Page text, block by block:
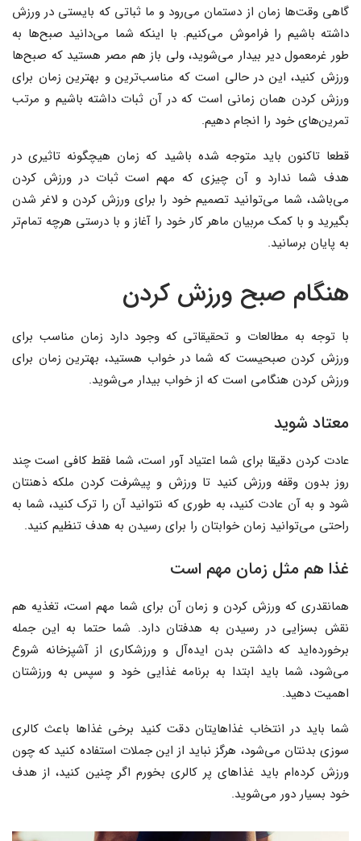
گاهی وقت‌ها زمان از دستمان می‌رود و ما ثباتی که بایستی در ورزش
داشته باشیم را فراموش می‌کنیم. با اینکه شما می‌دانید صبح‌ها به
طور غرمعمول دیر بیدار می‌‌شوید، ولی باز هم مصر هستید که صبح‌ها
ورزش کنید، این در حالی است که مناسب‌‌ترین و بهترین زمان برای
ورزش کردن همان زمانی است که در آن ثبات داشته باشیم و مرتب
تمرین‌های خود را انجام دهیم.
قطعا تاکنون باید متوجه شده باشید که زمان هیچگونه تاثیری در
هدف شما ندارد و آن چیزی که مهم است ثبات در ورزش کردن
می‌باشد، شما می‌توانید تصمیم خود را برای ورزش کردن و لاغر شدن
بگیرید و با کمک مربیان ماهر کار خود را آغاز و با درستی هرچه تمام‌تر
به پایان برسانید.
هنگام صبح ورزش کردن
با توجه به مطالعات و تحقیقاتی که وجود دارد زمان مناسب برای
ورزش کردن صبحیست که شما در خواب هستید، بهترین زمان برای
ورزش کردن هنگامی است که از خواب بیدار می‌شوید.
معتاد شوید
عادت کردن دقیقا برای شما اعتیاد آور است، شما فقط کافی است چند
روز بدون وقفه ورزش کنید تا ورزش و پیشرفت کردن ملکه ذهنتان
شود و به آن عادت کنید، به طوری که نتوانید آن را ترک کنید، شما به
راحتی می‌توانید زمان خوابتان را برای رسیدن به هدف تنظیم کنید.
غذا هم مثل زمان مهم است
همانقدری که ورزش کردن و زمان آن برای شما مهم است، تغذیه هم
نقش بسزایی در رسیدن به هدفتان دارد. شما حتما به این جمله
برخورده‌اید که داشتن بدن ایده‌آل و ورزشکاری از آشپزخانه شروع
می‌شود، شما باید ابتدا به برنامه غذایی خود و سپس به ورزشتان
اهمیت دهید.
شما باید در انتخاب غذاهایتان دقت کنید برخی غذاها باعث کالری
سوزی بدنتان می‌شود، هرگز نباید از این جملات استفاده کنید که چون
ورزش کرده‌ام باید غذاهای پر کالری بخورم اگر چنین کنید، از هدف
خود بسیار دور می‌شوید.